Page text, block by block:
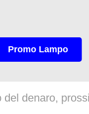
Promo Lampo
denaro,